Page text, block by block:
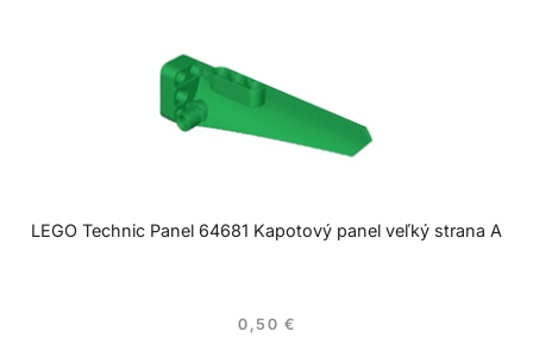
LEGO Technic Panel 64681 Kapotový panel veľký strana A
0,50 €